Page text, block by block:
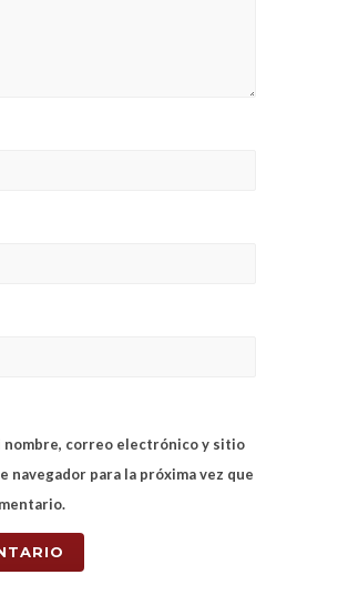
nombre, correo electrónico y sitio
navegador para la próxima vez que